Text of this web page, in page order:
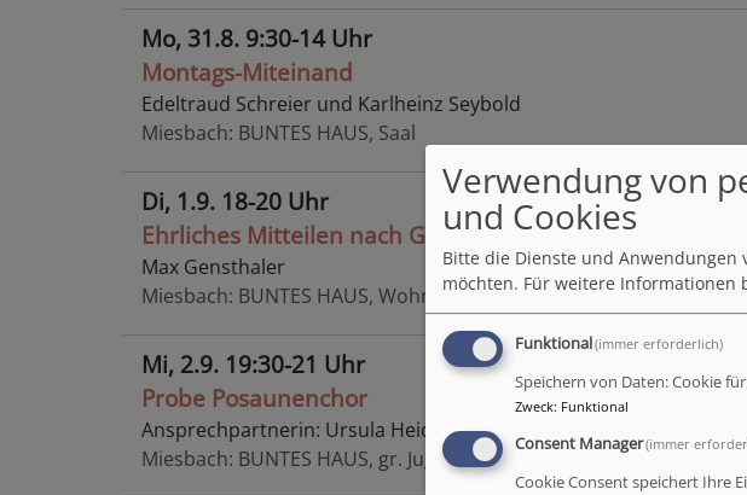
Mo, 31.8. 9:30-14 Uhr
Montags-Miteinand
Edeltraud Schreier und Karlheinz Seybold
Miesbach BUNTES HAUS, Saal
Di, 1.9. 18-20 Uhr
Ehrliches Mitteilen nach Gopal Norbert Klein
Max Gensthaler
Miesbach BUNTES HAUS, Wohnzimmer
Mi, 2.9. 19:30-21 Uhr
Probe Posaunenchor
Ansprechpartnerin: Ursula Heide
Miesbach BUNTES HAUS, gr. Jugendraum
Verwendung von
und Cookies
Bitte die Dienste und
möchten. Für weitere Informationen
Funktional(immer erforderlich)
Speichern von Daten: Cookie
Zweck: Funktional
Consent Manager(immer
Cookie Consent speichert Ihre